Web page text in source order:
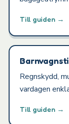
Till guiden →
Regnskydd,
vardagen
Till guiden →